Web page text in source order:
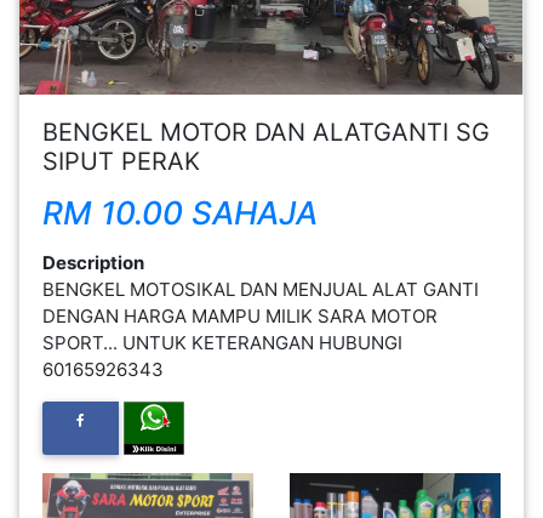
BENGKEL MOTOR DAN ALATGANTI SG
RM 10.00 SAHAJA
Description
BENGKEL MOTOSIKAL DAN MENJUAL ALAT GANTI
DENGAN HARGA MAMPU MILIK SARA MOTOR
SPORT... UNTUK KETERANGAN HUBUNGI
60165926343
FESYEN
WANITA(0)
KECANTIKAN(7)
FESYEN
LELAKI(0)
MINYAK
WANGI(8)
PENDIDIKAN(19)
DERMA